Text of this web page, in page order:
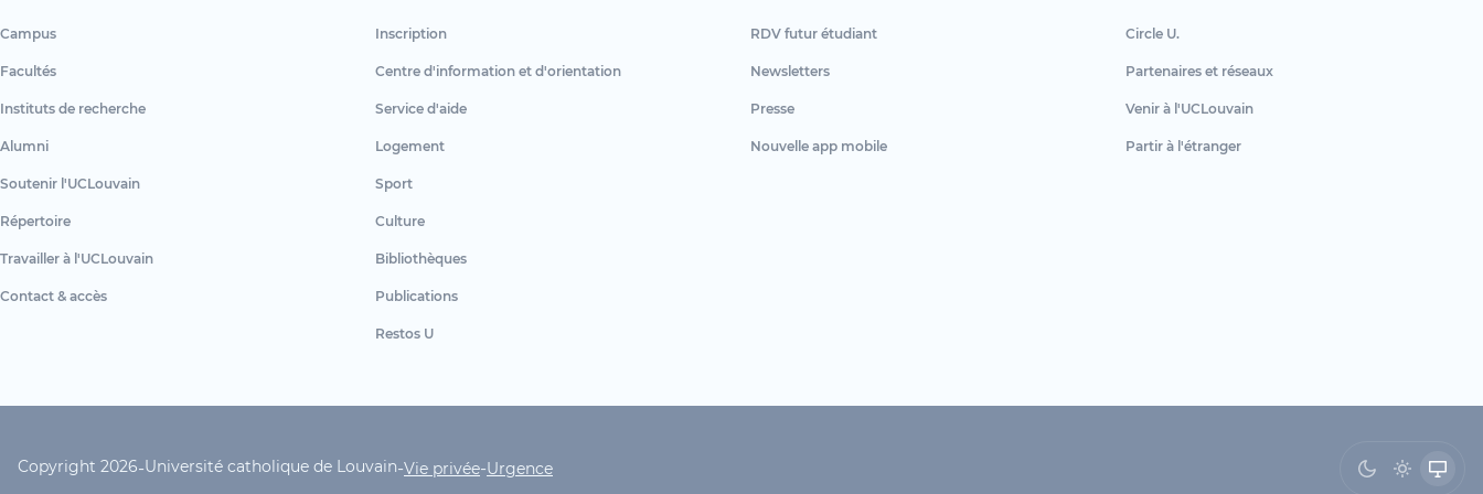
Campus
Facultés
Instituts de recherche
Alumni
Soutenir l'UCLouvain
Répertoire
Travailler à l'UCLouvain
Contact & accès
Inscription
Centre d'information et d'orientation
Service d'aide
Logement
Sport
Culture
Bibliothèques
Publications
Restos U
RDV futur étudiant
Newsletters
Presse
Nouvelle app mobile
Circle U.
Partenaires et réseaux
Venir à l'UCLouvain
Partir à l'étranger
UCLouvain Footer Copyright
Copyright 2026-Université catholique de Louvain-Vie privée-Urgence